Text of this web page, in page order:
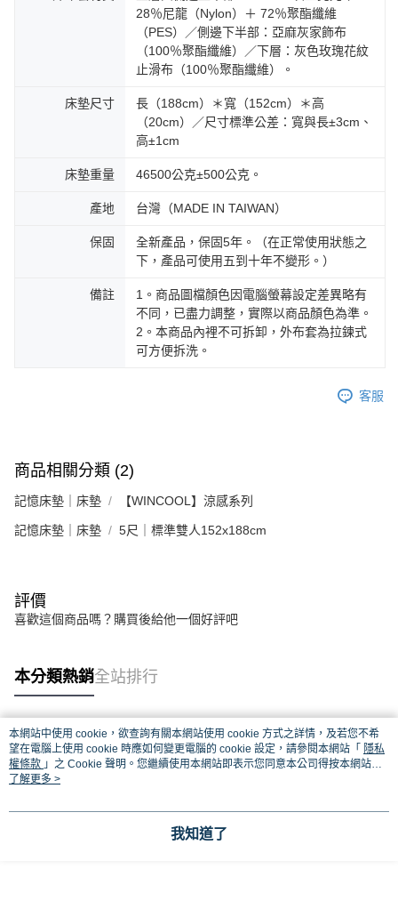
28％尼龍（Nylon）＋ 72％聚酯纖維
（PES）／側邊下半部：亞麻灰家飾布
（100％聚酯纖維）／下層：灰色玫瑰花紋
止滑布（100％聚酯纖維）。
床墊尺寸
長（188cm）＊寬（152cm）＊高
（20cm）／尺寸標準公差：寬與長±3cm、
高±1cm
床墊重量 46500公克±500公克。
產地 台灣（MADE IN TAIWAN）
保固
全新產品，保固5年。（在正常使用狀態之
下，產品可使用五到十年不變形。）
備註
1。商品圖檔顏色因電腦螢幕設定差異略有
不同，已盡力調整，實際以商品顏色為準。
2。本商品內裡不可拆卸，外布套為拉鍊式
可方便拆洗。
客服
商品相關分類 (2)
記憶床墊｜床墊 【WINCOOL】涼感系列
記憶床墊｜床墊 5尺｜標準雙人152x188cm
評價
喜歡這個商品嗎？購買後給他一個好評吧
本分類熱銷全站排行
熱門標籤
本網站中使用 cookie，欲查詢有關本網站使用 cookie 方式之詳情，及若您不希
望在電腦上使用 cookie 時應如何變更電腦的 cookie 設定，請參閱本網站「 隱私
權條款 」之 Cookie 聲明。您繼續使用本網站即表示您同意本公司得按本網站使
用條款之 Cookie 聲明使用 cookie。
了解更多 >
我知道了